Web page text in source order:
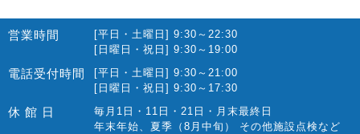
営業時間
[平日・土曜日] 9:30～22:30
[日曜日・祝日] 9:30～19:00
電話受付時間
[平日・土曜日] 9:30～21:00
[日曜日・祝日] 9:30～17:30
休 館 日
毎月1日・11日・21日・月末最終日
年末年始、夏季（8月中旬） その他施設点検など